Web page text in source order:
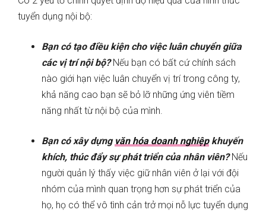
tuyển dụng nội bộ:
Bạn có tạo điều kiện cho việc luân chuyển giữa
các vị trí nội bộ? Nếu bạn có bất cứ chính sách
nào giới hạn việc luân chuyển vị trí trong công ty,
khả năng cao bạn sẽ bỏ lỡ những ứng viên tiềm
năng nhất từ nội bộ của mình.
Bạn có xây dựng văn hóa doanh nghiệpkhuyến
khích, thúc đẩy sự phát triển của nhân viên?Nếu
người quản lý thấy việc giữ nhân viên ở lại với đội
nhóm của mình quan trọng hơn sự phát triển của
họ, họ có thể vô tình cản trở mọi nỗ lực tuyển dụng